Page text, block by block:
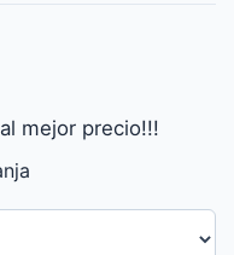
al mejor precio!!!